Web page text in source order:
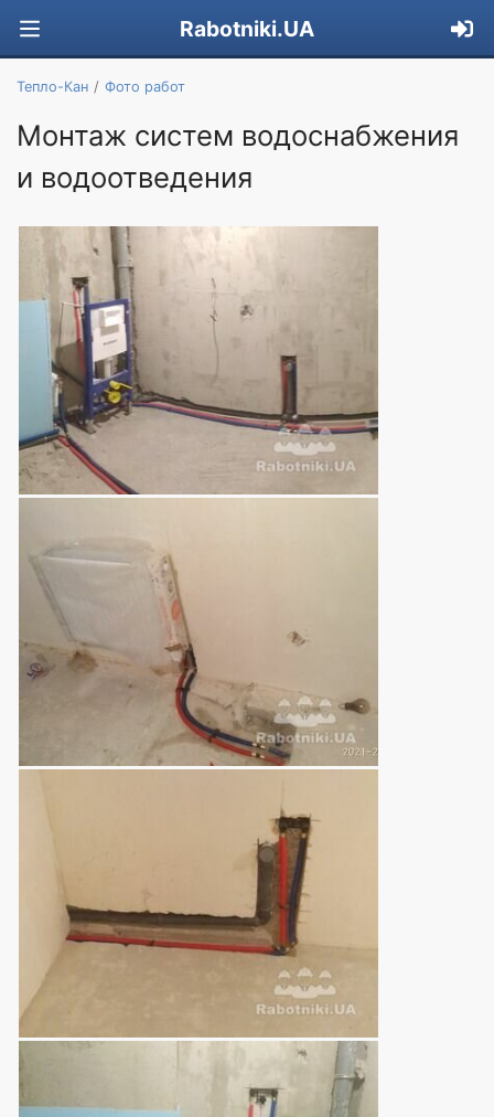
Rabotniki.UA
Тепло-Кан Фото работ
Монтаж систем водоснабжения
и водоотведения